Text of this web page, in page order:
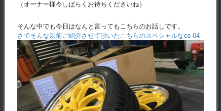
（オーナー様今しばらくお待ちくださいね）
そんな中でも今日はなんと言ってもこちらのお話しです。
さてそんな以前ご紹介させて頂いたこちらのスペシャルなes-04